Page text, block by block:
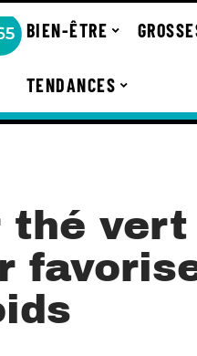
BIEN-ÊTRE
TENDANCES
thé vert